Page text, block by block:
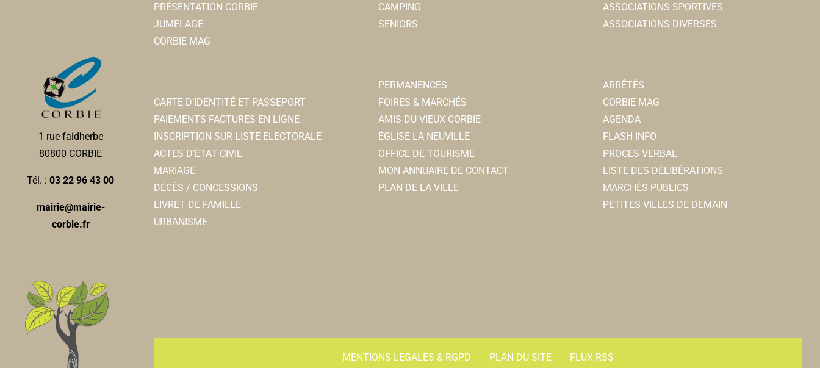
1 rue faidherbe
80800 CORBIE
Tél. :03 22 96 43 00
mairie@mairie-
corbie.fr
PRÉSENTATION CORBIE
JUMELAGE
CORBIE MAG
CARTE D’IDENTITÉ ET PASSEPORT
PAIEMENTS FACTURES EN LIGNE
INSCRIPTION SUR LISTE ELECTORALE
ACTES D’ÉTAT CIVIL
MARIAGE
DÉCÈS / CONCESSIONS
LIVRET DE FAMILLE
URBANISME
CAMPING
SENIORS
PERMANENCES
FOIRES & MARCHÉS
AMIS DU VIEUX CORBIE
ÉGLISE LA NEUVILLE
OFFICE DE TOURISME
MON ANNUAIRE DE CONTACT
PLAN DE LA VILLE
ASSOCIATIONS SPORTIVES
ASSOCIATIONS DIVERSES
ARRÊTÉS
CORBIE MAG
AGENDA
FLASH INFO
PROCES VERBAL
LISTE DES DÉLIBÉRATIONS
MARCHÉS PUBLICS
PETITES VILLES DE DEMAIN
MENTIONS LEGALES & RGPD PLAN DU SITE FLUX RSS